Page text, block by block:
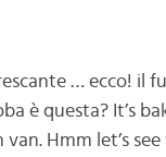
… ecco! il
è questa? It’s
Hmm let’s